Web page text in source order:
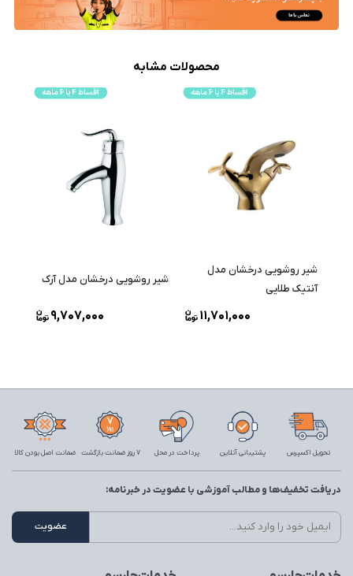
محصولات مشابه
شیر روشویی درخشان مدل
آنتیک طلایی
11,701,000
شیر روشویی درخشان مدل آرک
9,707,000
تحویل اکسپرس پشتیبانی آنلاین پرداخت در محل 7 روز ضمانت بازگشت ضمانت اصل بودن کالا
دریافت تخفیف‌ها و مطالب آموزشی با عضویت در خبرنامه: